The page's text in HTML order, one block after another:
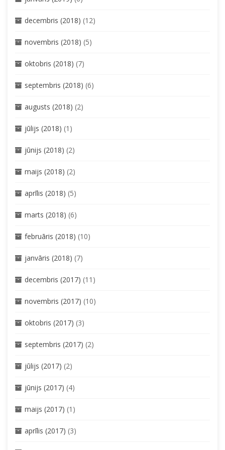
decembris (2018) (12)
novembris (2018) (5)
oktobris (2018) (7)
septembris (2018) (6)
augusts (2018) (2)
jūlijs (2018) (1)
jūnijs (2018) (2)
maijs (2018) (2)
aprīlis (2018) (5)
marts (2018) (6)
februāris (2018) (10)
janvāris (2018) (7)
decembris (2017) (11)
novembris (2017) (10)
oktobris (2017) (3)
septembris (2017) (2)
jūlijs (2017) (2)
jūnijs (2017) (4)
maijs (2017) (1)
aprīlis (2017) (3)